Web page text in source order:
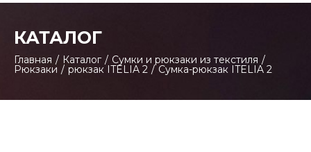
КАТАЛОГ
Главная / Каталог / Сумки и рюкзаки из текстиля /
Рюкзаки / рюкзак ITELIA 2 / Сумка-рюкзак ITELIA 2